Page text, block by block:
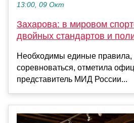
13:00, 09 Окт
Захарова: в мировом
двойных стандартов и
Необходимы единые правила,
соревноваться, отметила
представитель МИД России...